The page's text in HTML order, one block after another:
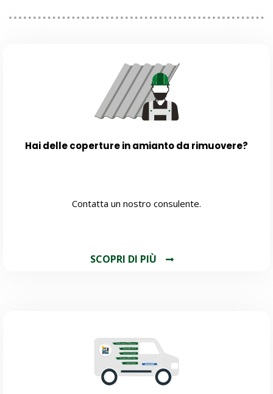
Hai delle coperture in amianto da rimuovere?
Contatta un nostro consulente.
SCOPRI DI PIÙ